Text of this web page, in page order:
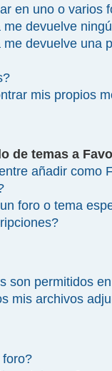
en uno o varios
devuelve
devuelve una
mis propios
de temas a
añadir como
foro o tema
son permitidos
mis archivos